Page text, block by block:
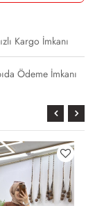
Kargo İmkanı
Ödeme İmkanı